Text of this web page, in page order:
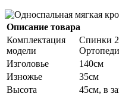
Описание товара
Комплектация
модели
Спинки
Изголовье
140см
Изножье
35см
Высота
45см, в